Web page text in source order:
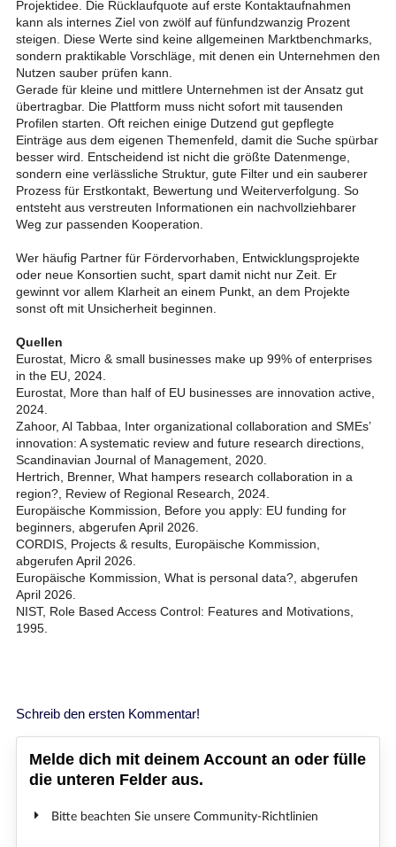
Projektidee. Die Rücklaufquote auf erste Kontaktaufnahmen
kann als internes Ziel von zwölf auf fünfundzwanzig Prozent
steigen. Diese Werte sind keine allgemeinen Marktbenchmarks,
sondern praktikable Vorschläge, mit denen ein Unternehmen den
Nutzen sauber prüfen kann.
Gerade für kleine und mittlere Unternehmen ist der Ansatz gut
übertragbar. Die Plattform muss nicht sofort mit tausenden
Profilen starten. Oft reichen einige Dutzend gut gepflegte
Einträge aus dem eigenen Themenfeld, damit die Suche spürbar
besser wird. Entscheidend ist nicht die größte Datenmenge,
sondern eine verlässliche Struktur, gute Filter und ein sauberer
Prozess für Erstkontakt, Bewertung und Weiterverfolgung. So
entsteht aus verstreuten Informationen ein nachvollziehbarer
Weg zur passenden Kooperation.
Wer häufig Partner für Fördervorhaben, Entwicklungsprojekte
oder neue Konsortien sucht, spart damit nicht nur Zeit. Er
gewinnt vor allem Klarheit an einem Punkt, an dem Projekte
sonst oft mit Unsicherheit beginnen.
Quellen
Eurostat, Micro & small businesses make up 99% of enterprises
in the EU, 2024.
Eurostat, More than half of EU businesses are innovation active,
2024.
Zahoor, Al Tabbaa, Inter organizational collaboration and SMEs’
innovation: A systematic review and future research directions,
Scandinavian Journal of Management, 2020.
Hertrich, Brenner, What hampers research collaboration in a
region?, Review of Regional Research, 2024.
Europäische Kommission, Before you apply: EU funding for
beginners, abgerufen April 2026.
CORDIS, Projects & results, Europäische Kommission,
abgerufen April 2026.
Europäische Kommission, What is personal data?, abgerufen
April 2026.
NIST, Role Based Access Control: Features and Motivations,
1995.
Schreib den ersten Kommentar!
Melde dich mit deinem Account an oder fülle
die unteren Felder aus.
Bitte beachten Sie unsere Community-Richtlinien